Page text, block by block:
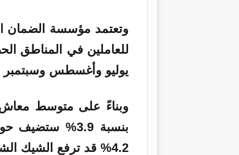
وتعتمد مؤسسة الضمان
يوليو وأغسطس وسبتمبر
وبناءً على متوسط معاش
4.2% قد ترفع الشيك الشهري بنحو 85.04 دولاراً.